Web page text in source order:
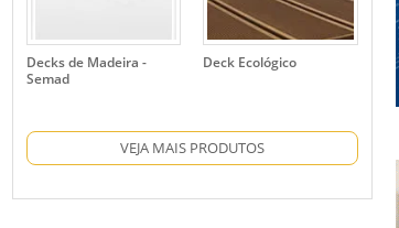
Decks de Madeira -
Semad
Deck Ecológico
VEJA MAIS PRODUTOS